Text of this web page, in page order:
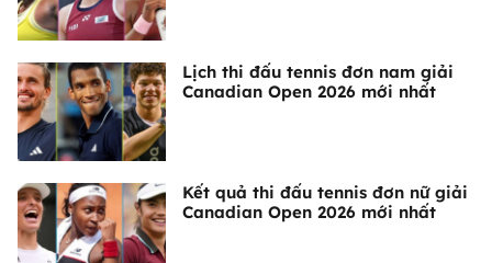
Lịch thi đấu tennis đơn nam giải
Canadian Open 2026 mới nhất
Kết quả thi đấu tennis đơn nữ giải
Canadian Open 2026 mới nhất